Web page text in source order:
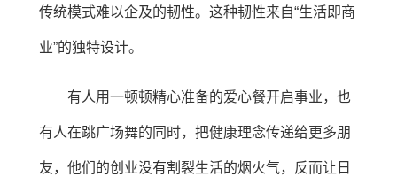
传统模式难以企及的韧性。这种韧性来自“生活即商
业”的独特设计。
有人用一顿顿精心准备的爱心餐开启事业，也
有人在跳广场舞的同时，把健康理念传递给更多朋
友，他们的创业没有割裂生活的烟火气，反而让日